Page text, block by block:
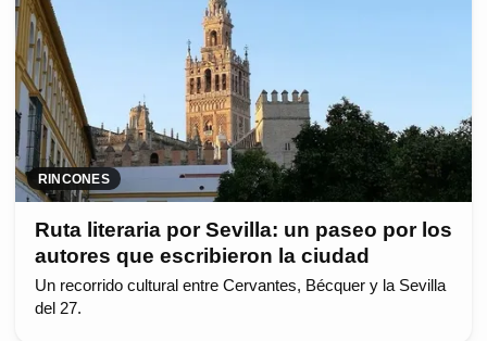
RINCONES
Ruta literaria por Sevilla: un paseo por los
autores que escribieron la ciudad
Un recorrido cultural entre Cervantes, Bécquer y la Sevilla
del 27.